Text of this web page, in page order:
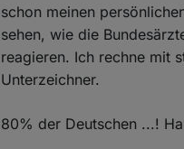
schon meinen
sehen, wie die
reagieren. Ich rechne mit
Unterzeichner.
80% der Deutschen ...!